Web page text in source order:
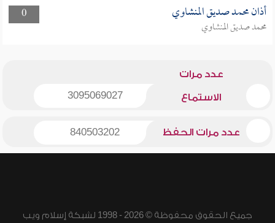
0
أذان محمد صديق المنشاوي
محمد صديق المنشاوي
عدد مرات
الاستماع 3095069027
عدد مرات الحفظ 840503202
جميع الحقوق محفوظة © 2026 - 1998 لشبكة إسلام ويب